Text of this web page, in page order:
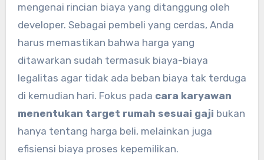
mengenai rincian biaya yang ditanggung oleh
developer. Sebagai pembeli yang cerdas, Anda
harus memastikan bahwa harga yang
ditawarkan sudah termasuk biaya-biaya
legalitas agar tidak ada beban biaya tak terduga
di kemudian hari. Fokus pada cara karyawan
menentukan target rumah sesuai gaji bukan
hanya tentang harga beli, melainkan juga
efisiensi biaya proses kepemilikan.